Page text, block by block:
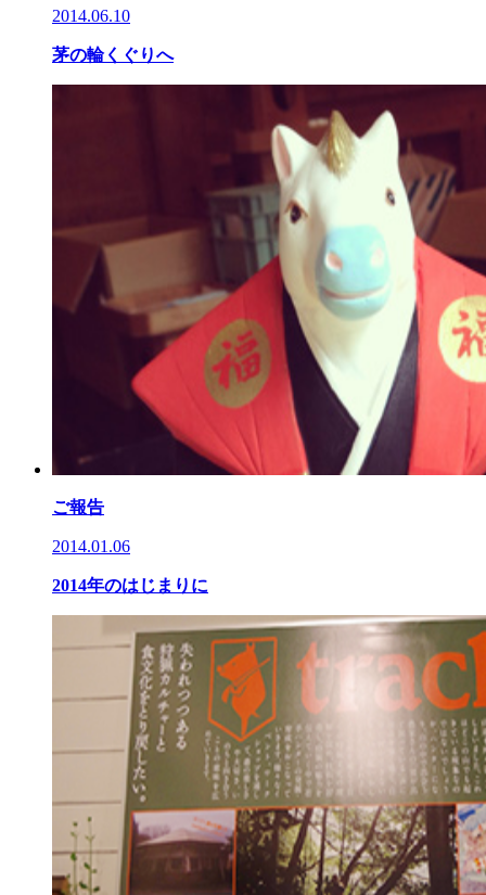
2014.06.10
茅の輪くぐりへ
ご報告
2014.01.06
2014年のはじまりに